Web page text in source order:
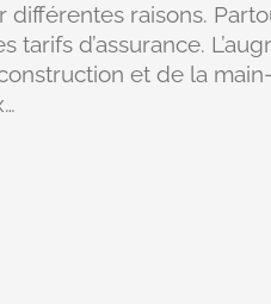
différentes raisons.
tarifs d’assurance.
et de la